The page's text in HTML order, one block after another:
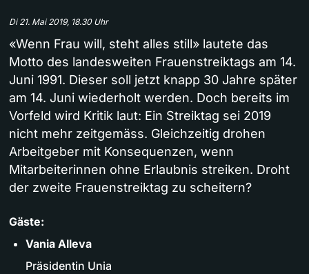
Di 21. Mai 2019, 18.30 Uhr
«Wenn Frau will, steht alles still» lautete das
Motto des landesweiten Frauenstreiktags am 14.
Juni 1991. Dieser soll jetzt knapp 30 Jahre später
am 14. Juni wiederholt werden. Doch bereits im
Vorfeld wird Kritik laut: Ein Streiktag sei 2019
nicht mehr zeitgemäss. Gleichzeitig drohen
Arbeitgeber mit Konsequenzen, wenn
Mitarbeiterinnen ohne Erlaubnis streiken. Droht
der zweite Frauenstreiktag zu scheitern?
Gäste:
Vania Alleva
Präsidentin Unia